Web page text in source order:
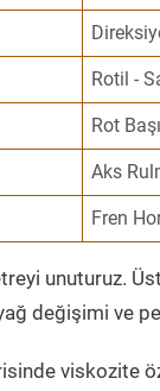
Rotil -
Rot
Aks
Fren
unuturuz.
değişimi ve